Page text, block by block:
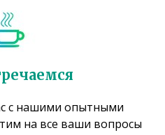
с нашими опытными
на все ваши вопросы